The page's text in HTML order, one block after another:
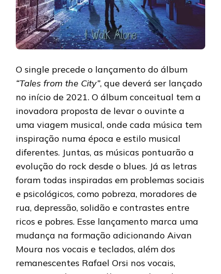
O single precede o lançamento do álbum
“Tales from the City”, que deverá ser lançado
no início de 2021. O álbum conceitual tem a
inovadora proposta de levar o ouvinte a
uma viagem musical, onde cada música tem
inspiração numa época e estilo musical
diferentes. Juntas, as músicas pontuarão a
evolução do rock desde o blues. Já as letras
foram todas inspiradas em problemas sociais
e psicológicos, como pobreza, moradores de
rua, depressão, solidão e contrastes entre
ricos e pobres. Esse lançamento marca uma
mudança na formação adicionando Aivan
Moura nos vocais e teclados, além dos
remanescentes Rafael Orsi nos vocais,